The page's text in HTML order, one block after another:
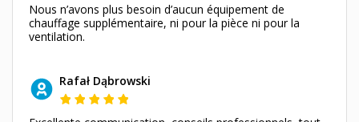
Nous n’avons plus besoin d’aucun équipement de
chauffage supplémentaire, ni pour la pièce ni pour la
ventilation.
Rafał Dąbrowski